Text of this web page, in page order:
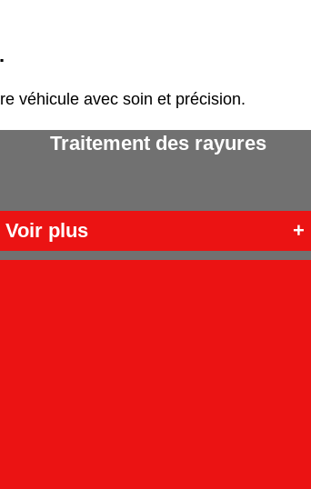
véhicule avec soin et précision.
Traitement des rayures
Voir plus +